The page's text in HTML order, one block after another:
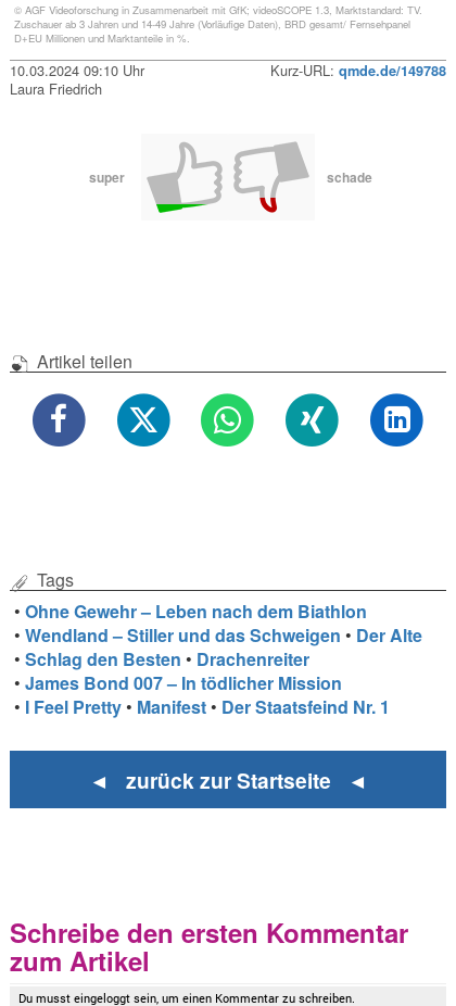
© AGF Videoforschung in Zusammenarbeit mit GfK; videoSCOPE 1.3, Marktstandard: TV.
Zuschauer ab 3 Jahren und 14-49 Jahre (Vorläufige Daten), BRD gesamt/ Fernsehpanel
D+EU Millionen und Marktanteile in %.
10.03.2024 09:10 Uhr Kurz-URL: qmde.de/149788
Laura Friedrich
super schade
Artikel teilen
Tags
•Ohne Gewehr – Leben nach dem Biathlon
•Wendland – Stiller und das Schweigen • Der Alte
•Schlag den Besten • Drachenreiter
•James Bond 007 – In tödlicher Mission
• I Feel Pretty • Manifest • Der Staatsfeind Nr. 1
◄ zurück zur Startseite ◄
Schreibe den ersten Kommentar
zum Artikel